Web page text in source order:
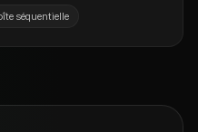
séquentielle